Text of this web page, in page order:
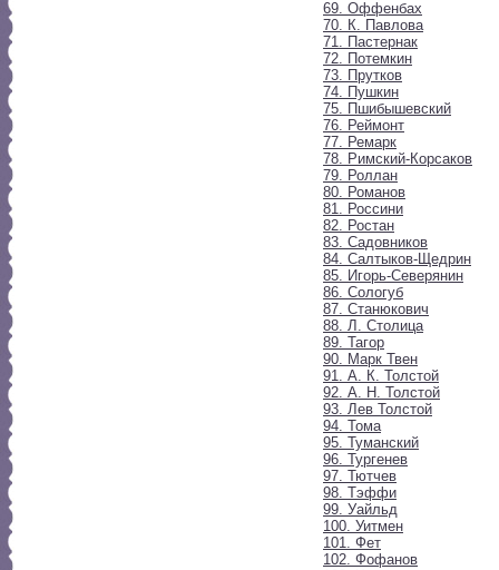
69. Оффенбах
70. К. Павлова
71. Пастернак
72. Потемкин
73. Прутков
74. Пушкин
75. Пшибышевский
76. Реймонт
77. Ремарк
78. Римский-Корсаков
79. Роллан
80. Романов
81. Россини
82. Ростан
83. Садовников
84. Салтыков-Щедрин
85. Игорь-Северянин
86. Сологуб
87. Станюкович
88. Л. Столица
89. Тагор
90. Марк Твен
91. А. К. Толстой
92. А. Н. Толстой
93. Лев Толстой
94. Тома
95. Туманский
96. Тургенев
97. Тютчев
98. Тэффи
99. Уайльд
100. Уитмен
101. Фет
102. Фофанов